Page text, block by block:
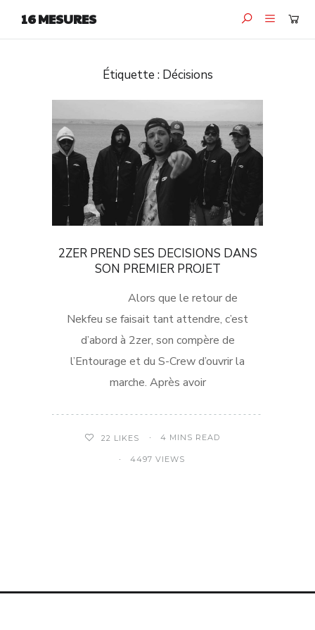
16 MESURES
Étiquette : Décisions
2ZER PREND SES DECISIONS DANS
SON PREMIER PROJET
Alors que le retour de
Nekfeu se faisait tant attendre, c’est
d’abord à 2zer, son compère de
l’Entourage et du S-Crew d’ouvrir la
marche. Après avoir
22 LIKES 4 MINS READ
4497 VIEWS